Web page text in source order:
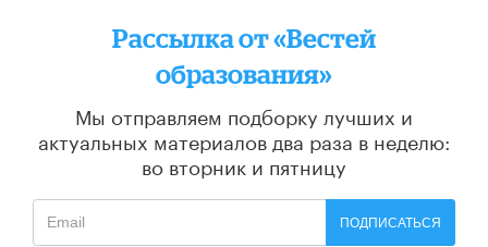
Рассылка от «Вестей
образования»
Мы отправляем подборку лучших и
актуальных материалов два раза в неделю:
во вторник и пятницу
ПОДПИСАТЬСЯ